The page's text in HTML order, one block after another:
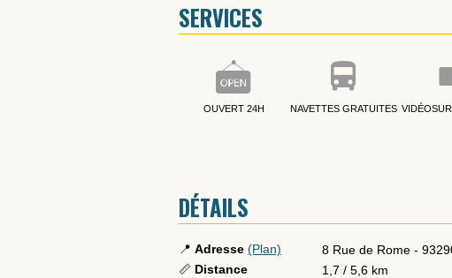
SERVICES
OUVERT 24H NAVETTES GRATUITES
DÉTAILS
📍 Adresse (Plan) 8 Rue de Rome -
📏 Distance 1,7 / 5,6 km